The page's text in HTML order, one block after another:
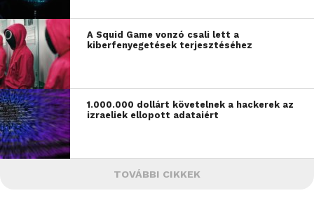
A Squid Game vonzó csali lett a
kiberfenyegetések terjesztéséhez
1.000.000 dollárt követelnek a hackerek az
izraeliek ellopott adataiért
TOVÁBBI CIKKEK